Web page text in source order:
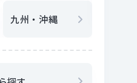
九州・沖縄